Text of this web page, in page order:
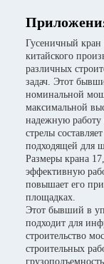
Гусеничный кран
китайского
различных
задач. Этот
номинальной
максимальной
надежную работу
стрелы
подходящей для
Размеры крана
эффективную
повышает его
площадках.
Этот бывший в
подходит для
строительство
строительных